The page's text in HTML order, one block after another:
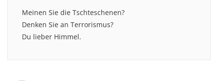
Meinen Sie die Tschteschenen?
Denken Sie an Terrorismus?
Du lieber Himmel.